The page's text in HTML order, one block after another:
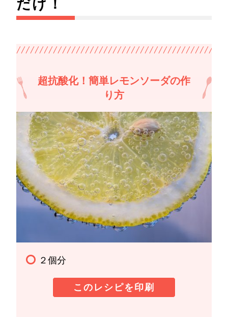
だけ！
超抗酸化！簡単レモンソーダの作
り方
２個分
このレシピを印刷